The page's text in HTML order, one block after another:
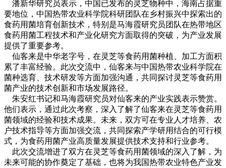
潘新华研究员表示，中国已发布的灵芝物种中，海南占据重
要地位，中国热带农业科学院科研团队在乡村振兴中探索出的
食药用菌培育创新技术，特别是马海霞研究员团队在热带地区
食药用菌工程技术和产业化研究方面取得的突破，为产业发展
提供了重要参考。
仙客来是中华老字号，在灵芝等食药用菌种植、加工方面积
累了丰富经验。此次交流中，仙客来与中国热带农业科学院在
菌种选育、技术研发等方面加强沟通，共同探讨灵芝等食药用
菌产业的技术创新和市场发展路径。
朱安红书记和马海霞研究员对仙客来的产业实践表示赞赏。
他们表示，通过此次考察，深入了解了仙客来在灵芝等食药用
菌领域的经验和技术成果。未来，双方可在专业人才培养、农
户技术指导等方面加强交流，共同探索产学研用结合的可行模
式，为食药用菌产业高质量发展提供技术支持和行业参考。
此次交流增进了双方在灵芝等食药用菌领域的深入了解，为
未来可能的协作奠定了基础，也将为我国热带农业特色产业发